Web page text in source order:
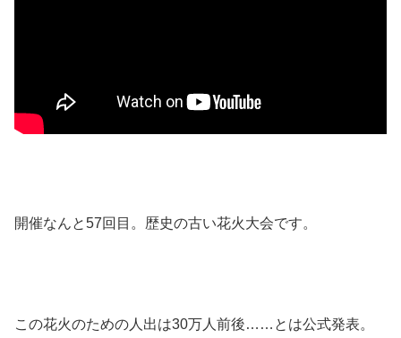
開催なんと57回目。歴史の古い花火大会です。
この花火のための人出は30万人前後……とは公式発表。